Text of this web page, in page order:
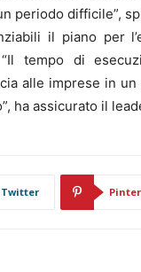
periodo difficile”,
il piano per
tempo di
alle imprese in
ha assicurato il
Twitter